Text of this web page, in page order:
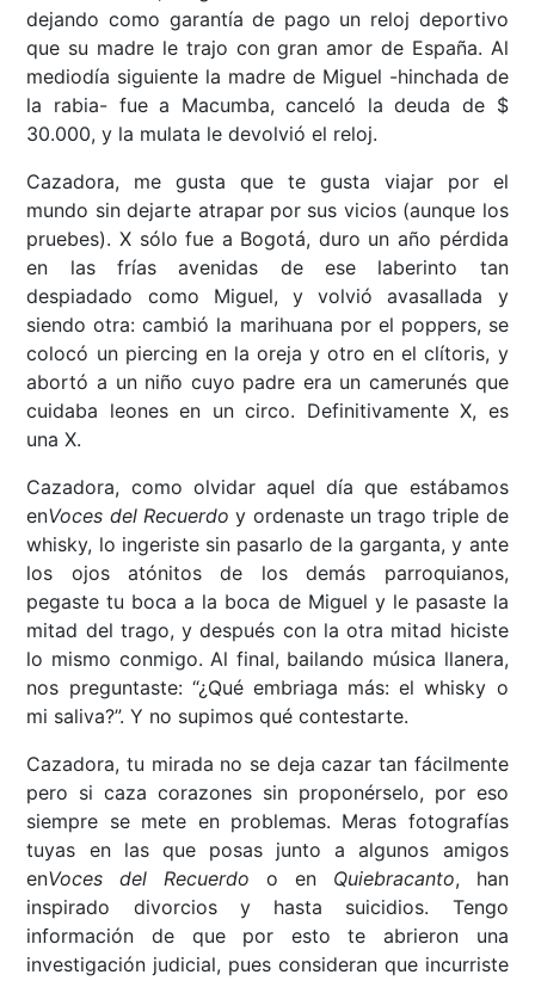
dejando como garantía de pago un reloj deportivo
que su madre le trajo con gran amor de España. Al
mediodía siguiente la madre de Miguel -hinchada de
la rabia- fue a Macumba, canceló la deuda de $
30.000, y la mulata le devolvió el reloj.
Cazadora, me gusta que te gusta viajar por el
mundo sin dejarte atrapar por sus vicios (aunque los
pruebes). X sólo fue a Bogotá, duro un año pérdida
en las frías avenidas de ese laberinto tan
despiadado como Miguel, y volvió avasallada y
siendo otra: cambió la marihuana por el poppers, se
colocó un piercing en la oreja y otro en el clítoris, y
abortó a un niño cuyo padre era un camerunés que
cuidaba leones en un circo. Definitivamente X, es
una X.
Cazadora, como olvidar aquel día que estábamos
enVoces del Recuerdo y ordenaste un trago triple de
whisky, lo ingeriste sin pasarlo de la garganta, y ante
los ojos atónitos de los demás parroquianos,
pegaste tu boca a la boca de Miguel y le pasaste la
mitad del trago, y después con la otra mitad hiciste
lo mismo conmigo. Al final, bailando música llanera,
nos preguntaste: “¿Qué embriaga más: el whisky o
mi saliva?”. Y no supimos qué contestarte.
Cazadora, tu mirada no se deja cazar tan fácilmente
pero si caza corazones sin proponérselo, por eso
siempre se mete en problemas. Meras fotografías
tuyas en las que posas junto a algunos amigos
enVoces del Recuerdo o en Quiebracanto, han
inspirado divorcios y hasta suicidios. Tengo
información de que por esto te abrieron una
investigación judicial, pues consideran que incurriste